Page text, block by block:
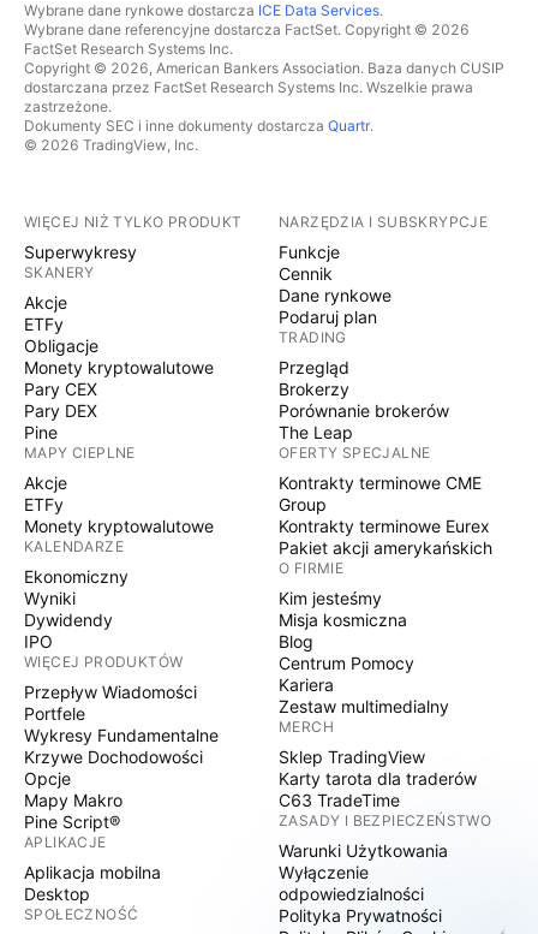
Wybrane dane rynkowe dostarcza ICE Data Services.
Wybrane dane referencyjne dostarcza FactSet. Copyright © 2026
FactSet Research Systems Inc.
Copyright © 2026, American Bankers Association. Baza danych CUSIP
dostarczana przez FactSet Research Systems Inc. Wszelkie prawa
zastrzeżone.
Dokumenty SEC i inne dokumenty dostarcza Quartr.
© 2026 TradingView, Inc.
WIĘCEJ NIŻ TYLKO PRODUKT
Superwykresy
SKANERY
Akcje
ETFy
Obligacje
Monety kryptowalutowe
Pary CEX
Pary DEX
Pine
MAPY CIEPLNE
Akcje
ETFy
Monety kryptowalutowe
KALENDARZE
Ekonomiczny
Wyniki
Dywidendy
IPO
WIĘCEJ PRODUKTÓW
Przepływ Wiadomości
Portfele
Wykresy Fundamentalne
Krzywe Dochodowości
Opcje
Mapy Makro
Pine Script®
APLIKACJE
Aplikacja mobilna
Desktop
SPOŁECZNOŚĆ
NARZĘDZIA I SUBSKRYPCJE
Funkcje
Cennik
Dane rynkowe
Podaruj plan
TRADING
Przegląd
Brokerzy
Porównanie brokerów
The Leap
OFERTY SPECJALNE
Kontrakty terminowe CME
Group
Kontrakty terminowe Eurex
Pakiet akcji amerykańskich
O FIRMIE
Kim jesteśmy
Misja kosmiczna
Blog
Centrum Pomocy
Kariera
Zestaw multimedialny
MERCH
Sklep TradingView
Karty tarota dla traderów
C63 TradeTime
ZASADY I BEZPIECZEŃSTWO
Warunki Użytkowania
Wyłączenie
odpowiedzialności
Polityka Prywatności